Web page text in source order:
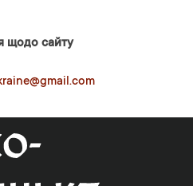
щодо сайту